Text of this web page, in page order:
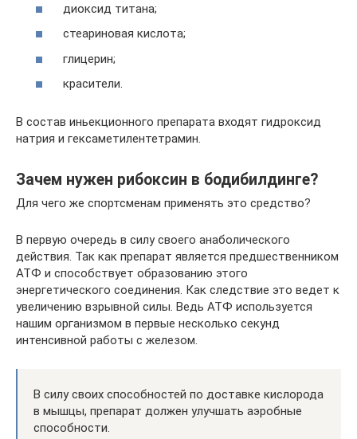
диоксид титана;
стеариновая кислота;
глицерин;
красители.
В состав иньекционного препарата входят гидроксид
натрия и гексаметилентетрамин.
Зачем нужен рибоксин в бодибилдинге?
Для чего же спортсменам применять это средство?
В первую очередь в силу своего анаболического
действия. Так как препарат является предшественником
АТФ и способствует образованию этого
энергетического соединения. Как следствие это ведет к
увеличению взрывной силы. Ведь АТФ используется
нашим организмом в первые несколько секунд
интенсивной работы с железом.
В силу своих способностей по доставке кислорода
в мышцы, препарат должен улучшать аэробные
способности.